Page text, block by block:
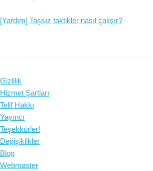
[Yardım] Taşsız taktikler nasıl çalışır?
Gizlilik
Hizmet Şartları
Telif Hakkı
Yayıncı
Teşekkürler!
Değişiklikler
Blog
Webmaster